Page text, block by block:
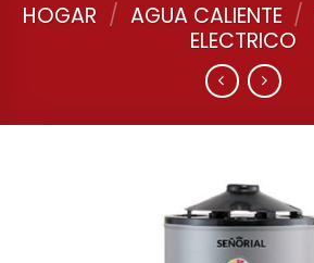
HOGAR / AGUA CALIENTE /
ELECTRICO